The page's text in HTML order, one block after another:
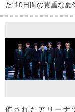
た“10日間の貴重な夏
催されたアリーナ